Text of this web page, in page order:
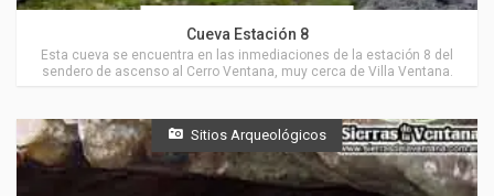
Cueva Estación 8
Esta cueva se encuentra en las inmediaciones de la estación 8 del
sendero de ascenso al Cerro Ventana, muy cerca de Villa Ventana.
Sitios Arqueológicos